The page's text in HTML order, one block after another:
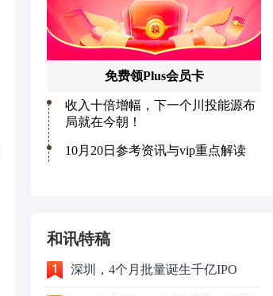
和讯特稿
深圳，4个月批量诞生千亿IPO